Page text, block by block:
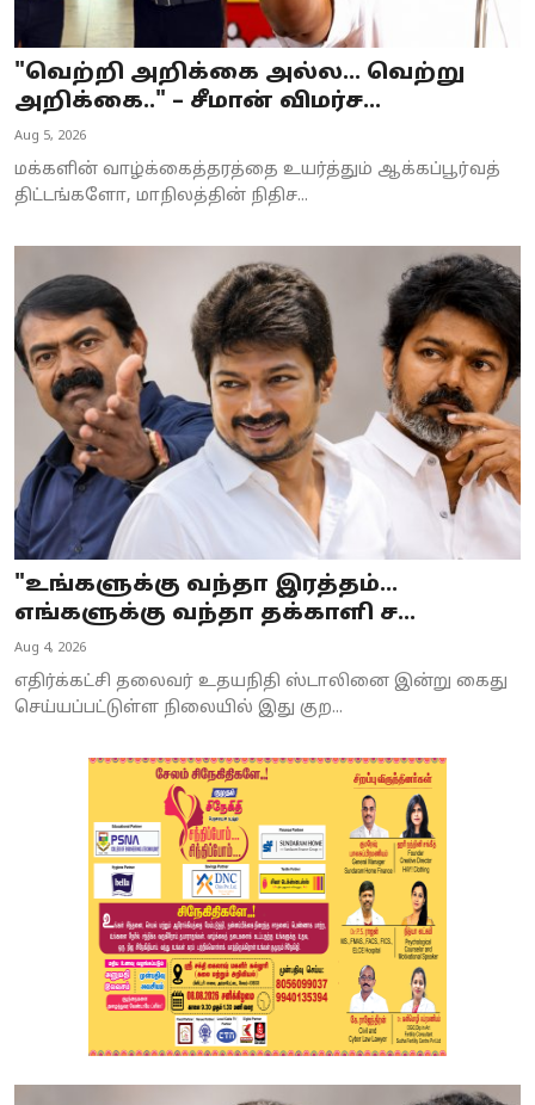
World
Astrology
Spirituality
Weather
Politics
"வெற்றி அறிக்கை அல்ல… வெற்று
அறிக்கை.." – சீமான் விமர்ச...
Aug 5, 2026
மக்களின் வாழ்க்கைத்தரத்தை உயர்த்தும் ஆக்கப்பூர்வத்
திட்டங்களோ, மாநிலத்தின் நிதிச...
"உங்களுக்கு வந்தா இரத்தம்...
எங்களுக்கு வந்தா தக்காளி ச...
Aug 4, 2026
எதிர்க்கட்சி தலைவர் உதயநிதி ஸ்டாலினை இன்று கைது
செய்யப்பட்டுள்ள நிலையில் இது குற...